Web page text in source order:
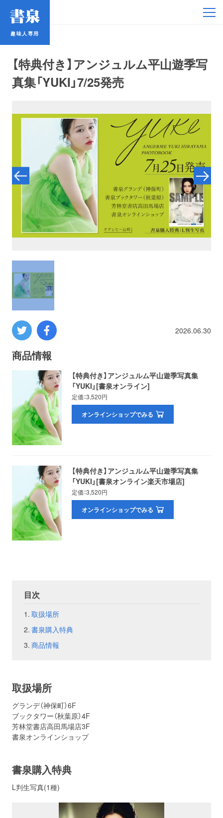
趣味人専用
【特典付き】アンジュルム平山遊季写
真集「YUKI」7/25発売
2026.06.30
商品情報
【特典付き】アンジュルム平山遊季写真集
「YUKI」[書泉オンライン]
定価：3,520円
オンラインショップでみる
【特典付き】アンジュルム平山遊季写真集
「YUKI」[書泉オンライン楽天市場店]
定価：3,520円
オンラインショップでみる
目次
取扱場所
書泉購入特典
商品情報
取扱場所
グランデ（神保町）6F
ブックタワー（秋葉原）4F
芳林堂書店高田馬場店3F
書泉オンラインショップ
書泉購入特典
L判生写真(1種)
趣味人専用
アイドル
鉄道・バス
コミック・ラノベ
占い
プロレス
数学
コンピューター
ミリタリー
その他
イベント 特典
フェア お知らせ
会社概要
お問い合わせ 取材のお申し込み